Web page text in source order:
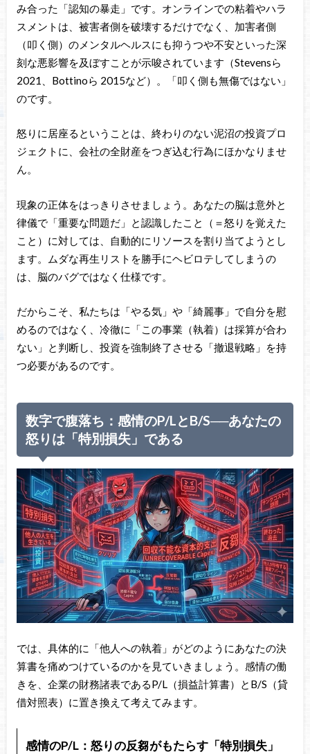
み合った「認知の暴走」です。オンラインでの粘着やハラ
スメントは、被害者側を破壊するだけでなく、加害者側
（叩く側）のメンタルヘルスにも抑うつや不安といった深
刻な悪影響を及ぼすことが示唆されています（Stevensら
2021、Bottinoら 2015など）。「叩く側も無傷ではない」
のです。
怒りに居座るということは、終わりのない泥沼の投資プロ
ジェクトに、会社の全財産をつぎ込む行為にほかなりませ
ん。
現象の正体をはっきりさせましょう。あなたの脳は意外と
律儀で「重要な問題だ」と認識したこと（＝怒りを覚えた
こと）に対しては、自動的にリソースを割り当てようとし
ます。ムダな再生リストを勝手にヘビロテしてしまうの
は、脳のバグではなく仕様です。
だからこそ、私たちは「やる気」や「綺麗事」で自分を慰
めるのではなく、冷徹に「この事業（執着）は採算が合わ
ない」と判断し、投資を強制終了させる「撤退戦略」を持
つ必要があるのです。
数字で腹落ち：感情のP/LとB/S──あなたの
怒りは「特別損失」である
では、具体的に「他人への執着」がどのようにあなたの決
算書を痛めつけているのかを見ていきましょう。感情の働
きを、企業の財務諸表であるP/L（損益計算書）とB/S（貸
借対照表）に置き換えて考えてみます。
感情のP/L：怒りの反芻がもたらす「特別損失」